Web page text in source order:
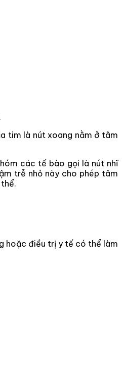
tim là nút xoang nằm ở tâm
các tế bào gọi là nút nhĩ
trễ nhỏ này cho phép tâm
hoặc điều trị y tế có thể làm